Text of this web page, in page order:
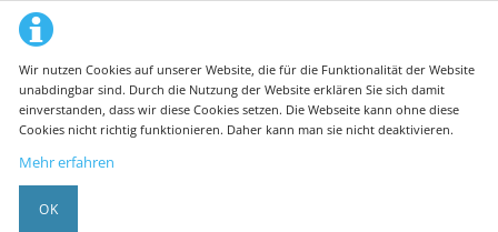
Wir nutzen Cookies auf unserer Website, die für die Funktionalität der Website
unabdingbar sind. Durch die Nutzung der Website erklären Sie sich damit
einverstanden, dass wir diese Cookies setzen. Die Webseite kann ohne diese
Cookies nicht richtig funktionieren. Daher kann man sie nicht deaktivieren.
Mehr erfahren
OK